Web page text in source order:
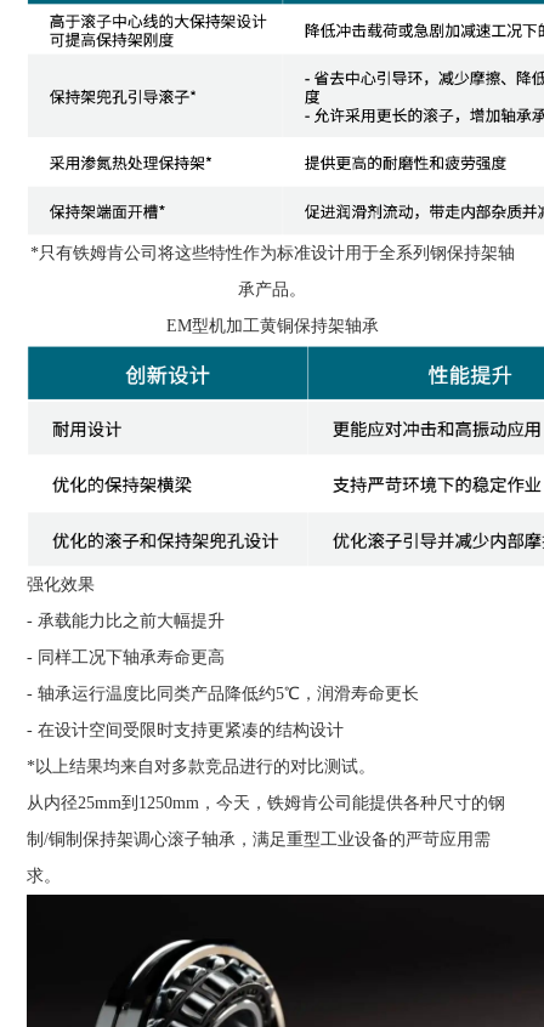
*只有铁姆肯公司将这些特性作为标准设计用于全系列钢保持架轴
承产品。
EM型机加工黄铜保持架轴承
强化效果
- 承载能力比之前大幅提升
- 同样工况下轴承寿命更高
- 轴承运行温度比同类产品降低约5℃，润滑寿命更长
- 在设计空间受限时支持更紧凑的结构设计
*以上结果均来自对多款竞品进行的对比测试。
从内径25mm到1250mm，今天，铁姆肯公司能提供各种尺寸的钢
制/铜制保持架调心滚子轴承，满足重型工业设备的严苛应用需
求。